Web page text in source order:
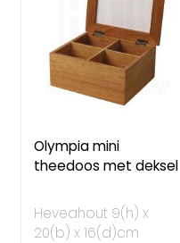
Olympia mini
theedoos met deksel
Heveahout 9(h) x
20(b) x 16(d)cm